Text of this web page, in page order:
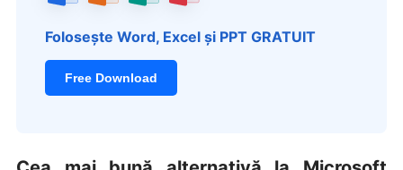
Folosește Word, Excel și PPT GRATUIT
Free Download